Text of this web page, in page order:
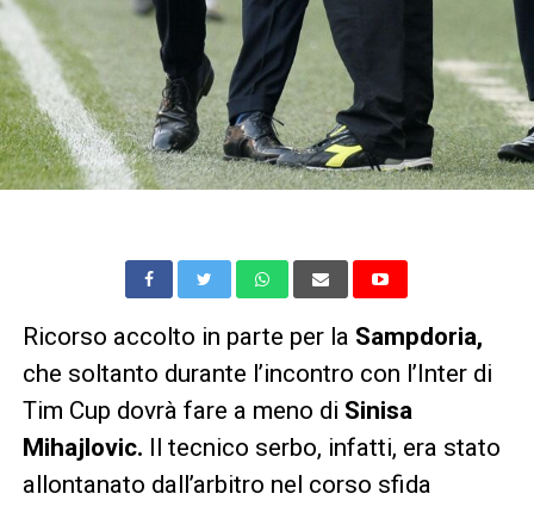
Ricorso accolto in parte per la Sampdoria,
che soltanto durante l’incontro con l’Inter di
Tim Cup dovrà fare a meno di Sinisa
Mihajlovic. Il tecnico serbo, infatti, era stato
allontanato dall’arbitro nel corso sfida